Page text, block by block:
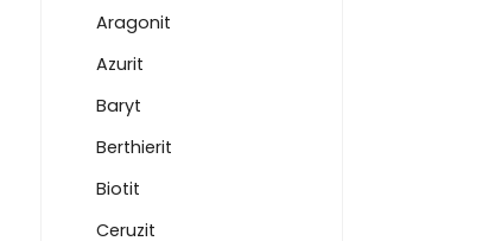
Aragonit
Azurit
Baryt
Berthierit
Biotit
Ceruzit